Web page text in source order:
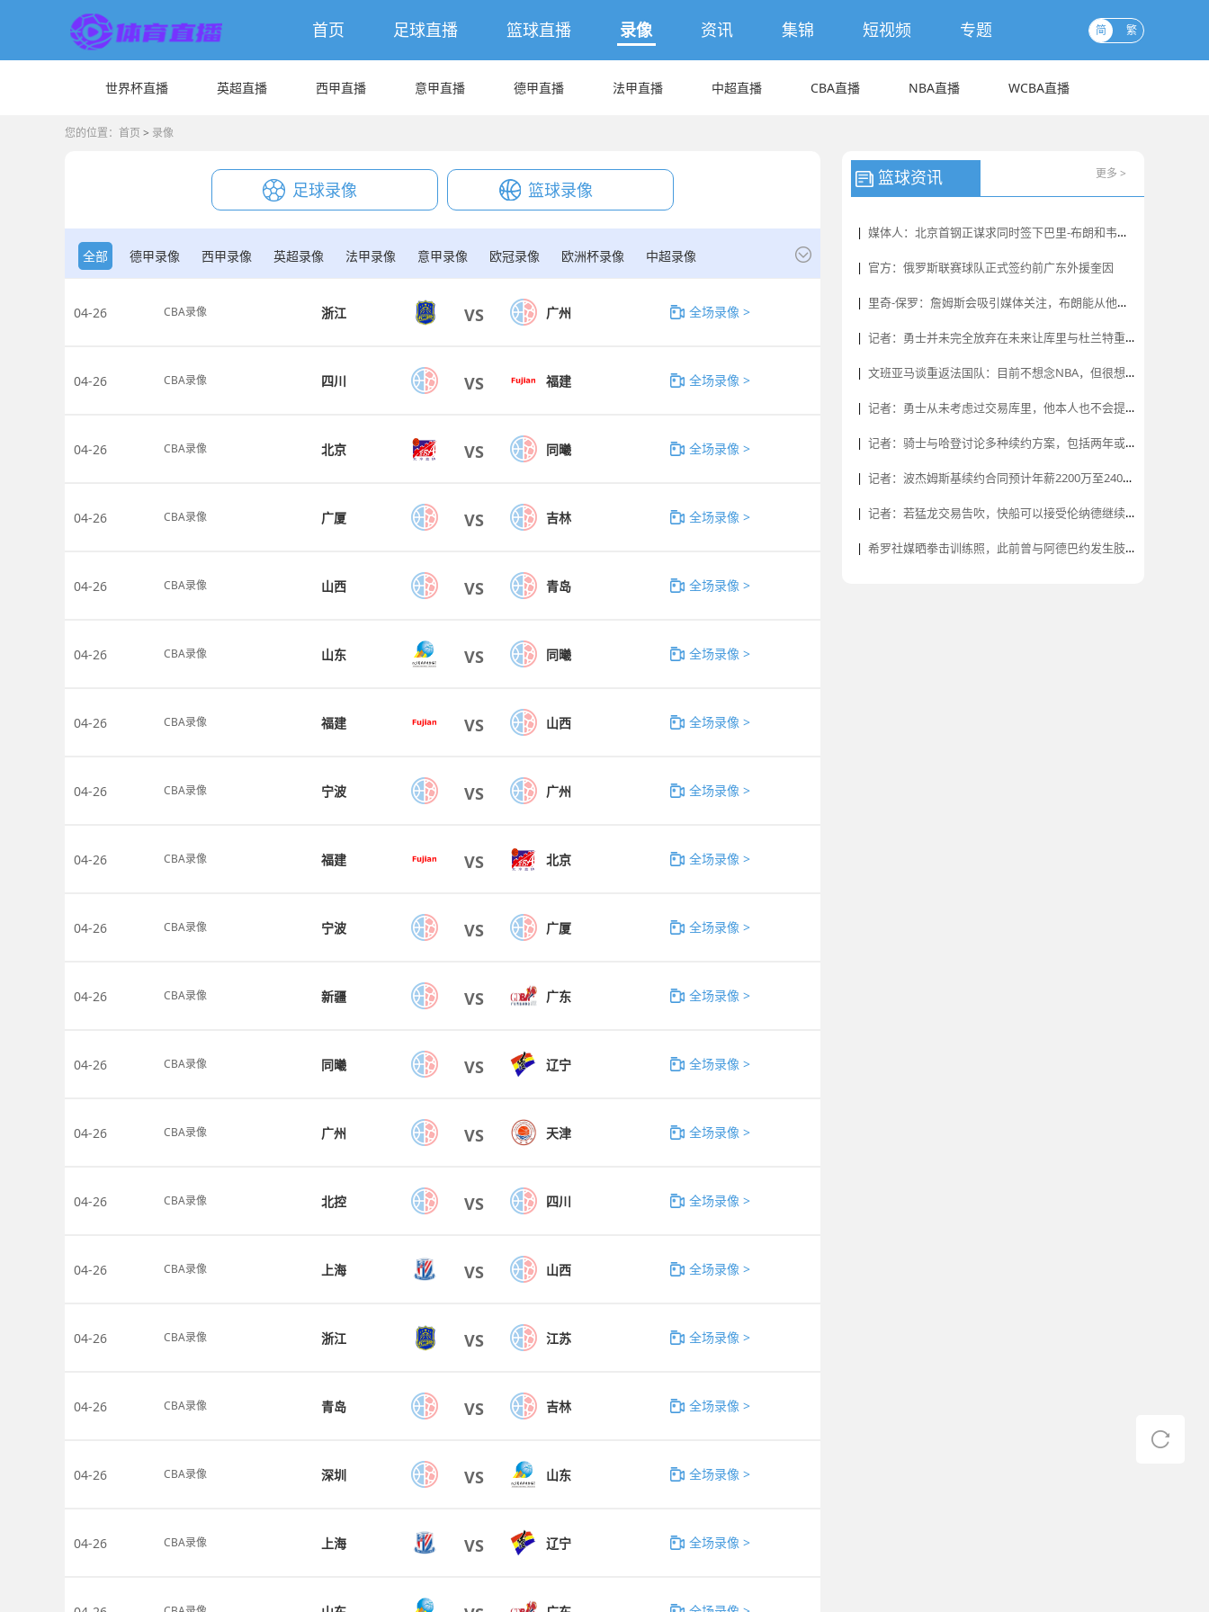
首页 足球直播 篮球直播 录像 资讯 集锦 短视频 专题 简 繁
世界杯直播 英超直播 西甲直播 意甲直播 德甲直播 法甲直播 中超直播 CBA直播 NBA直播 WCBA直播
您的位置： 首页 > 录像
足球录像 篮球录像
全部 德甲录像 西甲录像 英超录像 法甲录像 意甲录像 欧冠录像 欧洲杯录像
中超录像
NBA录像
CBA录像
04-26
CBA录像 浙江 VS 广州 全场录像 >
04-26 CBA录像 四川 VS 福建 全场录像 >
04-26 CBA录像 北京 VS 同曦 全场录像 >
04-26 CBA录像 广厦 VS 吉林 全场录像 >
04-26 CBA录像 山西 VS 青岛 全场录像 >
04-26 CBA录像 山东 VS 同曦 全场录像 >
04-26 CBA录像 福建 VS 山西 全场录像 >
04-26 CBA录像 宁波 VS 广州 全场录像 >
04-26 CBA录像 福建 VS 北京 全场录像 >
04-26 CBA录像 宁波 VS 广厦 全场录像 >
04-26 CBA录像 新疆 VS 广东 全场录像 >
04-26 CBA录像 同曦 VS 辽宁 全场录像 >
04-26 CBA录像 广州 VS 天津 全场录像 >
04-26 CBA录像 北控 VS 四川 全场录像 >
04-26 CBA录像 上海 VS 山西 全场录像 >
04-26 CBA录像 浙江 VS 江苏 全场录像 >
04-26 CBA录像 青岛 VS 吉林 全场录像 >
04-26 CBA录像 深圳 VS 山东 全场录像 >
04-26 CBA录像 上海 VS 辽宁 全场录像 >
篮球资讯 更多 >
| 媒体人：北京首钢正谋求同时签下巴里-布朗和韦瑟斯庞
| 官方：俄罗斯联赛球队正式签约前广东外援奎因
| 里奇-保罗：詹姆斯会吸引媒体关注，布朗能从他身上学到很多
| 记者：勇士并未完全放弃在未来让库里与杜兰特重聚的想法
| 文班亚马谈重返法国队：目前不想念NBA，但很想念FIBA篮球
| 记者：勇士从未考虑过交易库里，他本人也不会提出交易申请
| 记者：骑士与哈登讨论多种续约方案，包括两年或三年方案
| 记者：波杰姆斯基续约合同预计年薪2200万至2400万美元
| 记者：若猛龙交易告吹，快船可以接受伦纳德继续留队
| 希罗社媒晒拳击训练照，此前曾与阿德巴约发生肢体冲突